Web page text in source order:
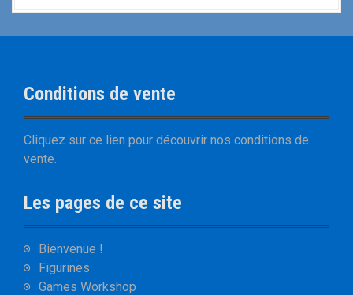
Conditions de vente
Cliquez sur ce lien pour découvrir nos conditions de
vente.
Les pages de ce site
Bienvenue !
Figurines
Games Workshop